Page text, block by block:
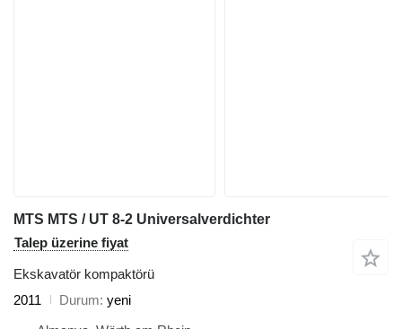
MTS MTS / UT 8-2 Universalverdichter
Talep üzerine fiyat
Ekskavatör kompaktörü
2011
Durum yeni